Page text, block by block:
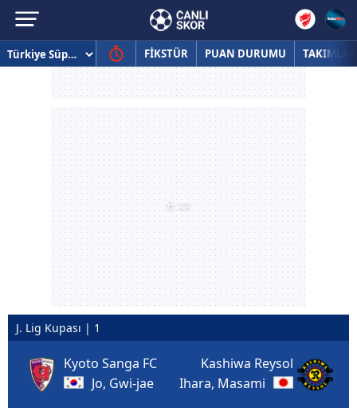
FİKSTÜR PUAN DURUMU TAKIMLAR
J. Lig Kupası | 1
Kyoto Sanga FC
Jo, Gwi-jae
Kashiwa Reysol
Ihara, Masami